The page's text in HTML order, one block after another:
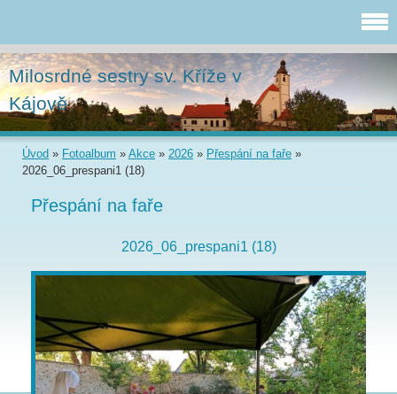
Milosrdné sestry sv. Kříže v
Kájově
Úvod » Fotoalbum » Akce » 2026 » Přespání na faře »
2026_06_prespani1 (18)
Přespání na faře
2026_06_prespani1 (18)